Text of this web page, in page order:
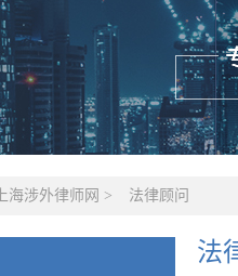
上海涉外律师网 > 法律顾问
法